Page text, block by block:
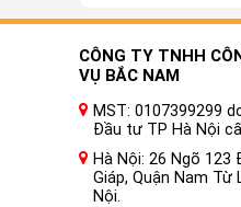
CÔNG TY TNHH
VỤ BẮC NAM
MST: 0107399299
Đầu tư TP Hà Nội
Hà Nội: 26 Ngõ 123
Giáp, Quận Nam Từ
Nội.